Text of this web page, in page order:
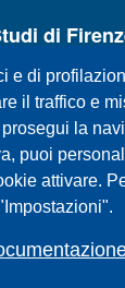
e di
il traffico e
la
puoi
attivare.
di
Firenze
27571